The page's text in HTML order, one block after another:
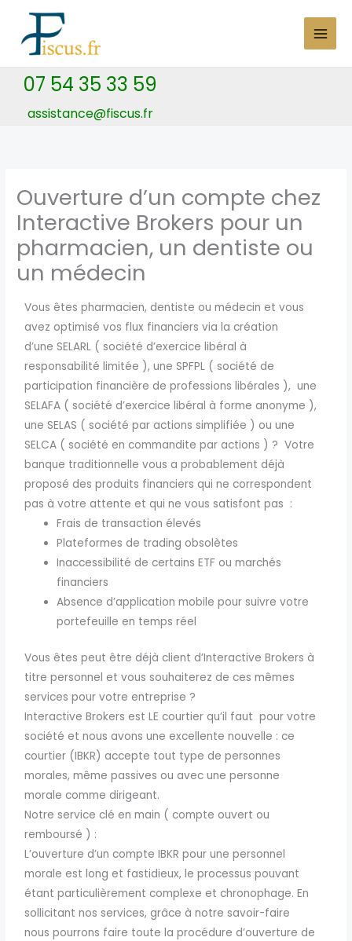
content
07 54 35 33 59
assistance@fiscus.fr
Ouverture d’un compte chez
Interactive Brokers pour un
pharmacien, un dentiste ou
un médecin
Vous êtes pharmacien, dentiste ou médecin et vous
avez optimisé vos flux financiers via la création
d’une SELARL ( société d’exercice libéral à
responsabilité limitée ), une SPFPL ( société de
participation financière de professions libérales ), une
SELAFA ( société d’exercice libéral à forme anonyme ),
une SELAS ( société par actions simplifiée ) ou une
SELCA ( société en commandite par actions ) ? Votre
banque traditionnelle vous a probablement déjà
proposé des produits financiers qui ne correspondent
pas à votre attente et qui ne vous satisfont pas :
Frais de transaction élevés
Plateformes de trading obsolètes
Inaccessibilité de certains ETF ou marchés
financiers
Absence d’application mobile pour suivre votre
portefeuille en temps réel
Vous êtes peut être déjà client d’Interactive Brokers à
titre personnel et vous souhaiterez de ces mêmes
services pour votre entreprise ?
Interactive Brokers est LE courtier qu’il faut pour votre
société et nous avons une excellente nouvelle : ce
courtier (IBKR) accepte tout type de personnes
morales, même passives ou avec une personne
morale comme dirigeant.
Notre service clé en main ( compte ouvert ou
remboursé ) :
L’ouverture d’un compte IBKR pour une personnel
morale est long et fastidieux, le processus pouvant
étant particulièrement complexe et chronophage. En
sollicitant nos services, grâce à notre savoir-faire
nous pourrons faire toute la procédure d’ouverture de